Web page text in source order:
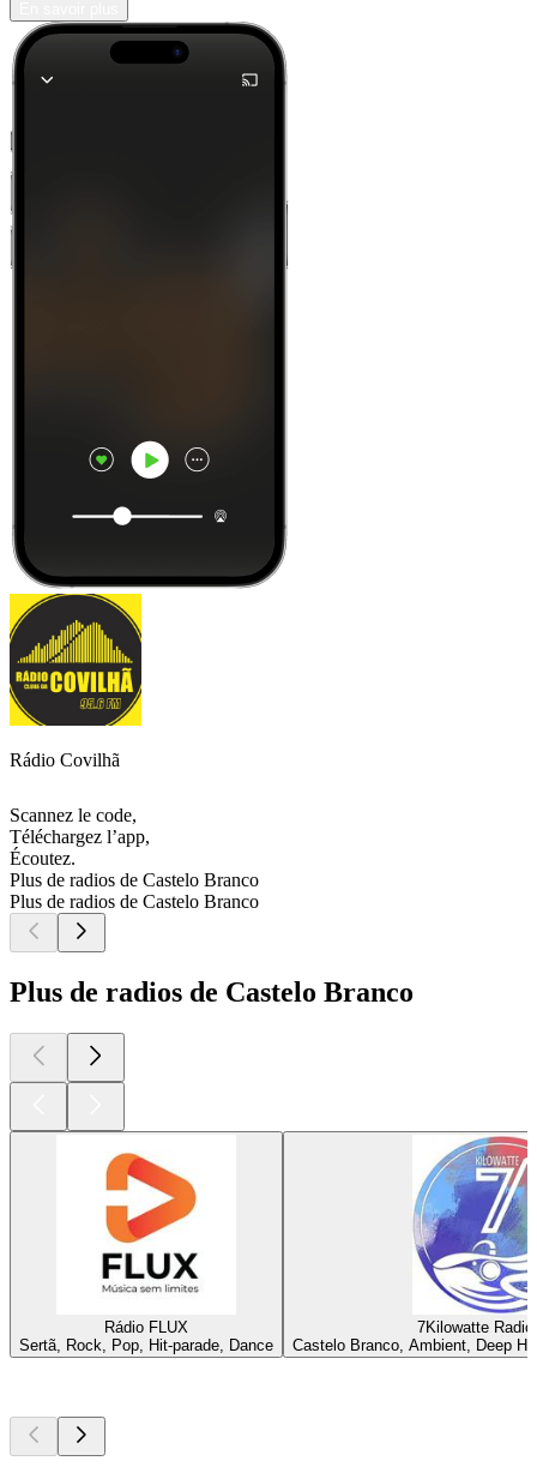
Rádio Covilhã
Scannez le code,
Téléchargez l’app,
Écoutez.
Plus de radios de Castelo Branco
Plus de radios de Castelo Branco
Plus de radios de Castelo Branco
Rádio FLUX
Sertã, Rock, Pop, Hit-parade, Dance
7Kilowatte
Castelo Branco, Ambient, Deep